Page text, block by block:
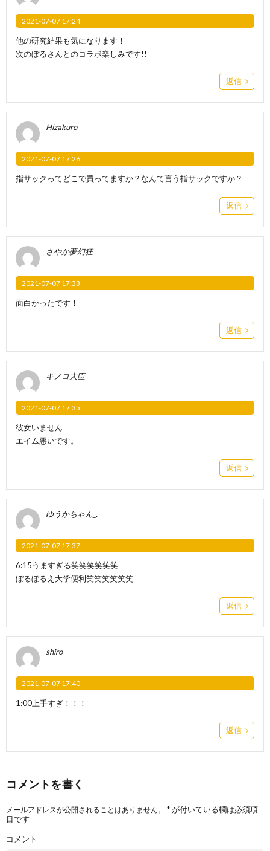
2021-07-07 17:24
他の研究結果も気になります！
次のぼるさんとのコラボ楽しみです!!
返信
Hizakuro
2021-07-07 17:26
指サックってどこで買ってますか？なんて言う指サックですか？
返信
さやか夢幻狂
2021-07-07 17:33
面白かったです！
返信
キノコ大臣
2021-07-07 17:35
彼女いません
エイム悪いです。
返信
ゆうかちゃん_.
2021-07-07 17:37
6:15うますぎる笑笑笑笑笑笑
ぼるぼるえ大学便利笑笑笑笑笑笑
返信
shiro
2021-07-07 17:40
1:00上手すぎ！！！
返信
コメントを書く
メールアドレスが公開されることはありません。 *が付いている欄は必須項
目です
コメント